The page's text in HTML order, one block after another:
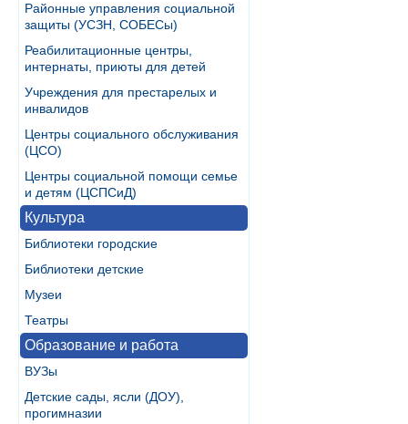
Районные управления социальной
защиты (УСЗН, СОБЕСы)
Реабилитационные центры,
интернаты, приюты для детей
Учреждения для престарелых и
инвалидов
Центры социального обслуживания
(ЦСО)
Центры социальной помощи семье
и детям (ЦСПСиД)
Культура
Библиотеки городские
Библиотеки детские
Музеи
Театры
Образование и работа
ВУЗы
Детские сады, ясли (ДОУ),
прогимназии